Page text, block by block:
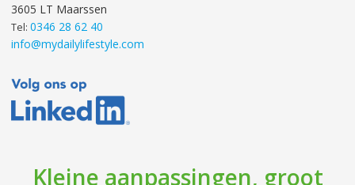
3605 LT Maarssen
Tel: 0346 28 62 40
info@mydailylifestyle.com
Kleine aanpassingen, groot